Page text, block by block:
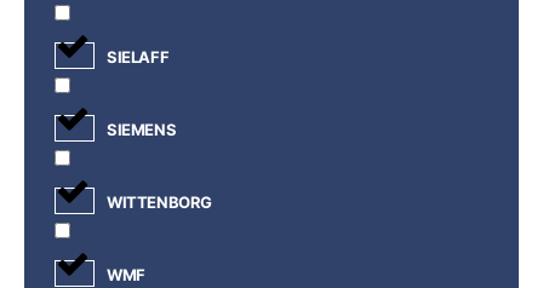
SIELAFF
SIEMENS
WITTENBORG
WMF